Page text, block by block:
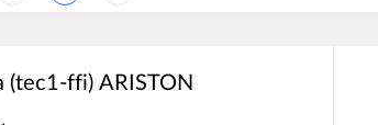
(tec1-ffi) ARISTON